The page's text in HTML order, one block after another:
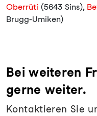
Oberrüti (5643 Sins),
Brugg-Umiken)
Bei weiteren
gerne weiter.
Kontaktieren Sie